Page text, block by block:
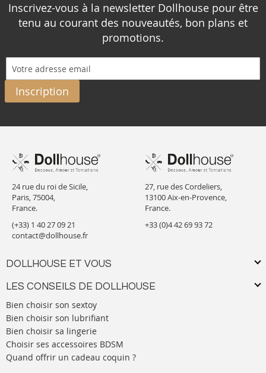
Inscrivez-vous à la newsletter Dollhouse pour être
tenu au courant des nouveautés, bon plans et
promotions.
Inscription
24 rue du roi de Sicile,
Paris, 75004,
France.
(+33) 1 40 27 09 21
contact@dollhouse.fr
DOLLHOUSE ET VOUS
LES CONSEILS DE DOLLHOUSE
Bien choisir son sextoy
Bien choisir son lubrifiant
Bien choisir sa lingerie
Choisir ses accessoires BDSM
Quand offrir un cadeau coquin ?
27, rue des Cordeliers,
13100 Aix-en-Provence,
France.
+33 (0)4 42 69 93 72